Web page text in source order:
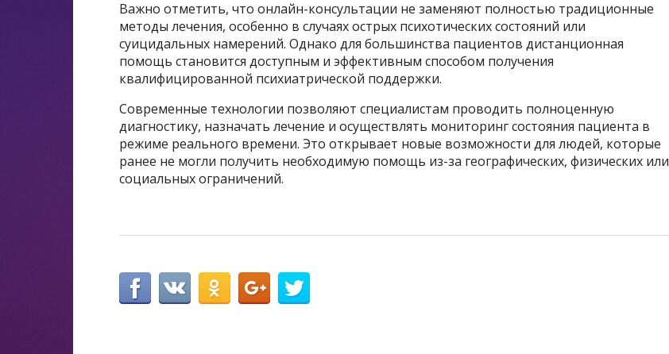
Важно отметить, что онлайн-консультации не заменяют полностью традиционные
методы лечения, особенно в случаях острых психотических состояний или
суицидальных намерений. Однако для большинства пациентов дистанционная
помощь становится доступным и эффективным способом получения
квалифицированной психиатрической поддержки.
Современные технологии позволяют специалистам проводить полноценную
диагностику, назначать лечение и осуществлять мониторинг состояния пациента в
режиме реального времени. Это открывает новые возможности для людей, которые
ранее не могли получить необходимую помощь из-за географических, физических или
социальных ограничений.